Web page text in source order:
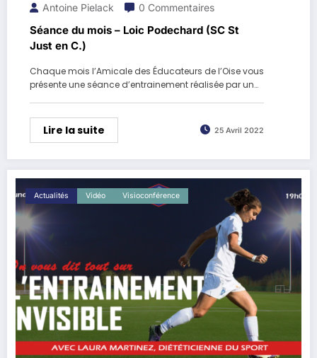
Antoine Pielack 0 Commentaires
Séance du mois – Loic Podechard (SC St
Just en C.)
Chaque mois l’Amicale des Éducateurs de l’Oise vous
présente une séance d’entrainement réalisée par un…
Lire la suite 25 Avril 2022
Actualités Vidéo Visioconférence